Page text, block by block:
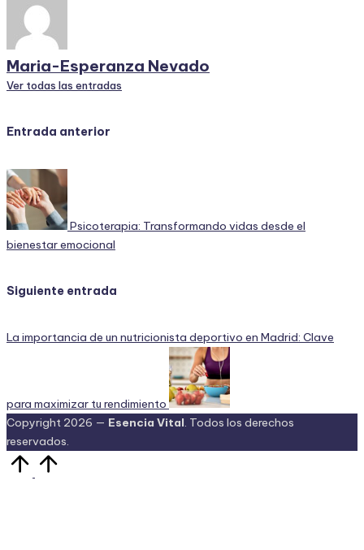
Maria-Esperanza Nevado
Ver todas las entradas
Navegación
de
entradas
Entrada anterior
Psicoterapia: Transformando vidas desde el
bienestar emocional
Siguiente entrada
La importancia de un nutricionista deportivo en Madrid: Clave
para maximizar tu rendimiento
Copyright 2026 — Esencia Vital. Todos los derechos
reservados.